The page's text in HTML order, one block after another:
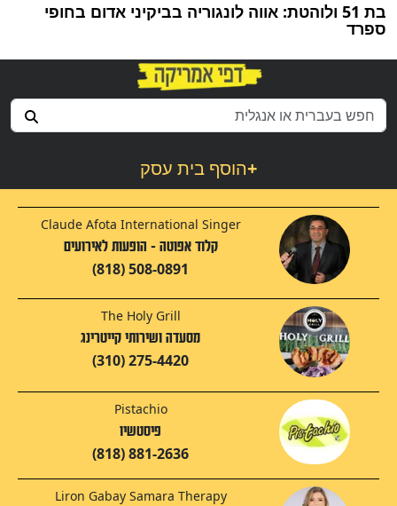
בת 51 ולוהטת: אווה לונגוריה בביקיני אדום בחופי
ספרד
הוסף בית עסק+
Claude Afota International Singer
קלוד אפוטה - הופעות לאירועים
(818) 508-0891
The Holy Grill
מסעדה ושירותי קייטרינג
(310) 275-4420
Pistachio
פיסטשיו
(818) 881-2636
Liron Gabay Samara Therapy